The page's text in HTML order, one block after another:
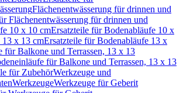
Flächenentwässerung für drinnen und
Flächenentwässerung für drinnen und
10 x 10 cmErsatzteile für Bodenabläufe 10 x
13 x 13 cmErsatzteile für Bodenabläufe 13 x
für Balkone und Terrassen, 13 x 13
für Balkone und Terrassen, 13 x 13
für ZubehörWerkzeuge und
WerkzeugeWerkzeuge für Geberit